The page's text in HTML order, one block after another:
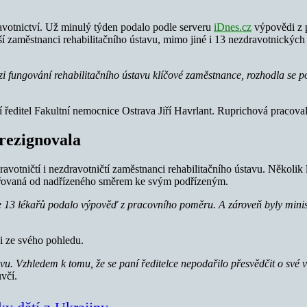
Už minulý týden podalo podle serveru iDnes.cz výpovědi z
rehabilitačního ústavu, mimo jiné i 13
fungování rehabilitačního ústavu klíčové zaměstnance, rozhodla
Fakultní nemocnice Ostrava Jiří Havrlant. Ruprichová
i nezdravotničtí zaměstnanci rehabilitačního ústavu.
od nadřízeného směrem ke svým podřízeným.
lékařů podalo výpověď z pracovního poměru. A zároveň byly
svého pohledu.
Vzhledem k tomu, že se paní ředitelce nepodařilo přesvědčit o